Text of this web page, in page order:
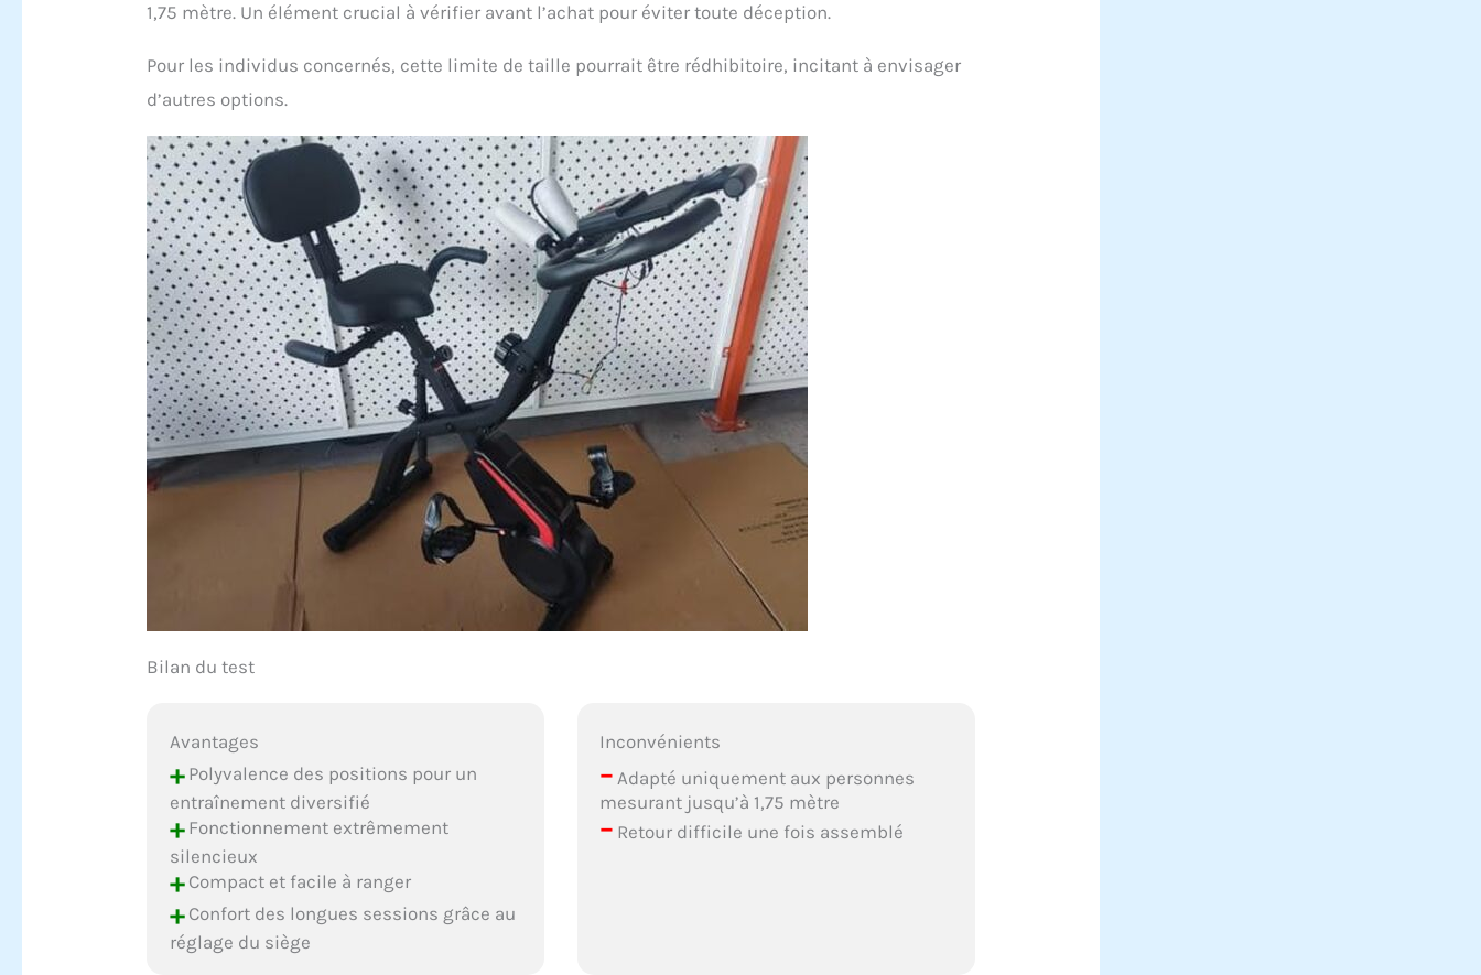
1,75 mètre. Un élément crucial à vérifier avant l’achat pour éviter toute déception.
Pour les individus concernés, cette limite de taille pourrait être rédhibitoire, incitant à envisager
d’autres options.
Bilan du test
Avantages
+Polyvalence des positions pour un
entraînement diversifié
+Fonctionnement extrêmement
silencieux
+Compact et facile à ranger
+Confort des longues sessions grâce au
réglage du siège
Inconvénients
– Adapté uniquement aux personnes
mesurant jusqu’à 1,75 mètre
– Retour difficile une fois assemblé